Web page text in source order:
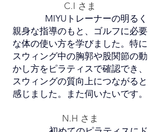
C.I さま
MIYUトレーナーの明るく
親身な指導のもと、ゴルフに必要
な体の使い方を学びました。特に
スウィング中の胸郭や股関節の動
かし方をピラティスで確認でき、
スウィングの質向上につながると
感じました。また伺いたいです。
N.H さま